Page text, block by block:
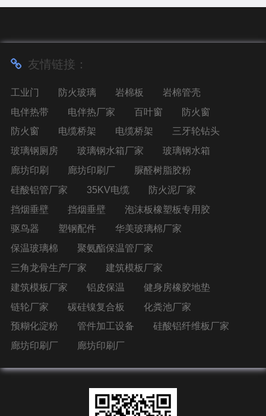
友情链接：
工业门 防火玻璃 岩棉板
岩棉管壳
电伴热带
电伴热厂家 百叶窗
防火窗
防火窗
电缆桥架 电缆桥架
三牙轮钻头
玻璃钢厕房
玻璃钢水箱厂家
玻璃钢水箱
廊坊印刷
廊坊印刷厂
脲醛树脂胶粉
硅酸铝管厂家
35KV电缆
防火泥厂家
挡烟垂壁
挡烟垂壁
泡沫板橡塑板专用胶
驱鸟器
塑钢配件
华美玻璃棉厂家
保温玻璃棉
聚氨酯保温管厂家
三角龙骨生产厂家
建筑模板厂家
建筑模板厂家
铝皮保温
健身房橡胶地垫
链轮厂家
碳硅镍复合板
化粪池厂家
预糊化淀粉
管件加工设备
硅酸铝纤维板厂家
廊坊印刷厂
廊坊印刷厂